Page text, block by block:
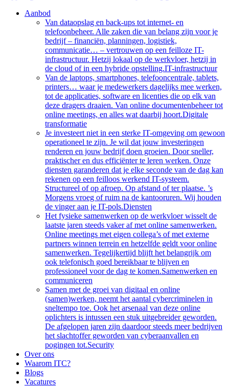
Aanbod
Van dataopslag en back-ups tot internet- en
telefoonbeheer. Alle zaken die van belang zijn voor je
bedrijf – financiën, planningen, logistiek,
communicatie… – vertrouwen op een feilloze IT-
infrastructuur. Hetzij lokaal op de werkvloer, hetzij in
de cloud of in een hybride opstelling.IT-infrastructuur
Van de laptops, smartphones, telefooncentrale, tablets,
printers… waar je medewerkers dagelijks mee werken,
tot de applicaties, software en licenties die op elk van
deze dragers draaien. Van online documentenbeheer tot
online meetings, en alles wat daarbij hoort.Digitale
transformatie
Je investeert niet in een sterke IT-omgeving om gewoon
operationeel te zijn. Je wil dat jouw investeringen
renderen en jouw bedrijf doen groeien. Door sneller,
praktischer en dus efficiënter te leren werken. Onze
diensten garanderen dat je elke seconde van de dag kan
rekenen op een feilloos werkend IT-systeem.
Structureel of op afroep. Op afstand of ter plaatse. ’s
Morgens vroeg of ruim na de kantooruren. Wij houden
de vinger aan je IT-pols.Diensten
Het fysieke samenwerken op de werkvloer wisselt de
laatste jaren steeds vaker af met online samenwerken.
Online meetings met eigen collega’s of met externe
partners winnen terrein en hetzelfde geldt voor online
samenwerken. Tegelijkertijd blijft het belangrijk om
ook telefonisch goed bereikbaar te blijven en
professioneel voor de dag te komen.Samenwerken en
communiceren
Samen met de groei van digitaal en online
(samen)werken, neemt het aantal cybercriminelen in
sneltempo toe. Ook het arsenaal van deze online
oplichters is intussen een stuk uitgebreider geworden.
De afgelopen jaren zijn daardoor steeds meer bedrijven
het slachtoffer geworden van cyberaanvallen en
pogingen tot.Security
Over ons
Waarom ITC?
Blogs
Vacatures